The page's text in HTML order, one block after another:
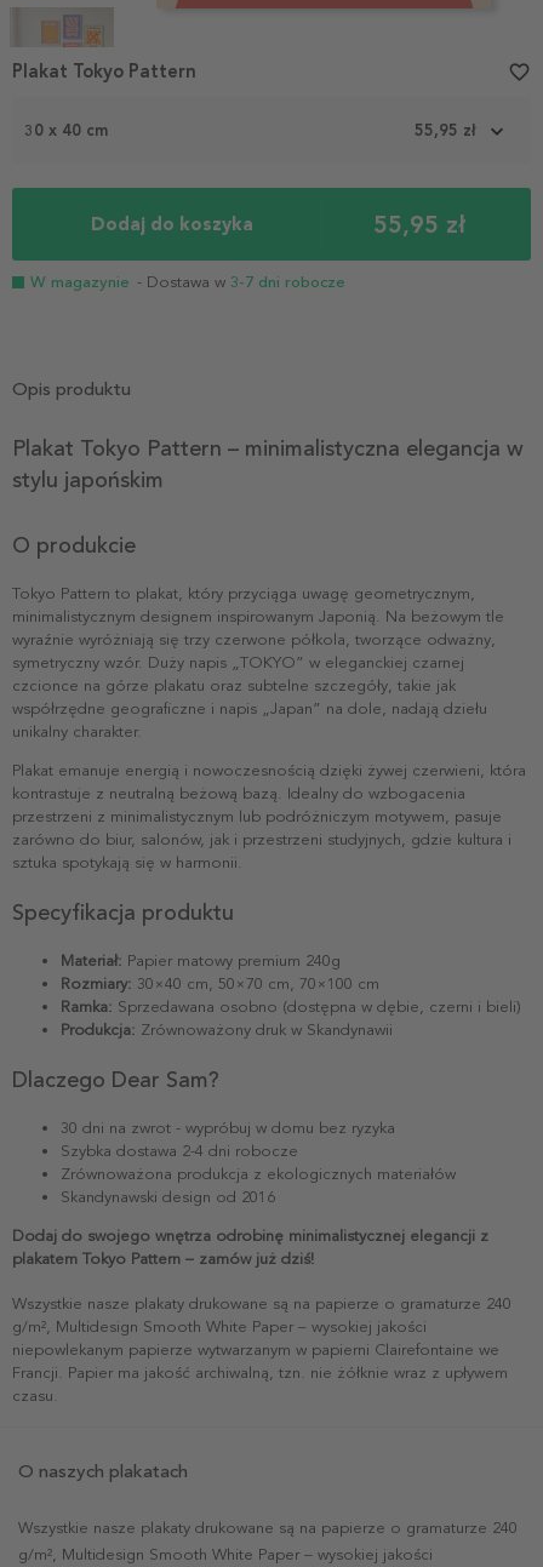
1
30 x 40 cm 55,95 zł
Dodaj do koszyka 55,95 zł
W magazynie - Dostawa w 3-7 dni robocze
Plakat Tokyo Pattern favorite_border
Opis produktu
Plakat Tokyo Pattern – minimalistyczna elegancja w
stylu japońskim
O produkcie
Tokyo Pattern to plakat, który przyciąga uwagę geometrycznym,
minimalistycznym designem inspirowanym Japonią. Na beżowym tle
wyraźnie wyróżniają się trzy czerwone półkola, tworzące odważny,
symetryczny wzór. Duży napis „TOKYO” w eleganckiej czarnej
czcionce na górze plakatu oraz subtelne szczegóły, takie jak
współrzędne geograficzne i napis „Japan” na dole, nadają dziełu
unikalny charakter.
Plakat emanuje energią i nowoczesnością dzięki żywej czerwieni, która
kontrastuje z neutralną beżową bazą. Idealny do wzbogacenia
przestrzeni z minimalistycznym lub podróżniczym motywem, pasuje
zarówno do biur, salonów, jak i przestrzeni studyjnych, gdzie kultura i
sztuka spotykają się w harmonii.
Specyfikacja produktu
Materiał: Papier matowy premium 240g
Rozmiary: 30×40 cm, 50×70 cm, 70×100 cm
Ramka: Sprzedawana osobno (dostępna w dębie, czerni i bieli)
Produkcja: Zrównoważony druk w Skandynawii
Dlaczego Dear Sam?
30 dni na zwrot - wypróbuj w domu bez ryzyka
Szybka dostawa 2-4 dni robocze
Zrównoważona produkcja z ekologicznych materiałów
Skandynawski design od 2016
Dodaj do swojego wnętrza odrobinę minimalistycznej elegancji z
plakatem Tokyo Pattern – zamów już dziś!
Wszystkie nasze plakaty drukowane są na papierze o gramaturze 240
g/m², Multidesign Smooth White Paper – wysokiej jakości
niepowlekanym papierze wytwarzanym w papierni Clairefontaine we
Francji. Papier ma jakość archiwalną, tzn. nie żółknie wraz z upływem
czasu.
O naszych plakatach
Wszystkie nasze plakaty drukowane są na papierze o gramaturze 240
g/m², Multidesign Smooth White Paper – wysokiej jakości